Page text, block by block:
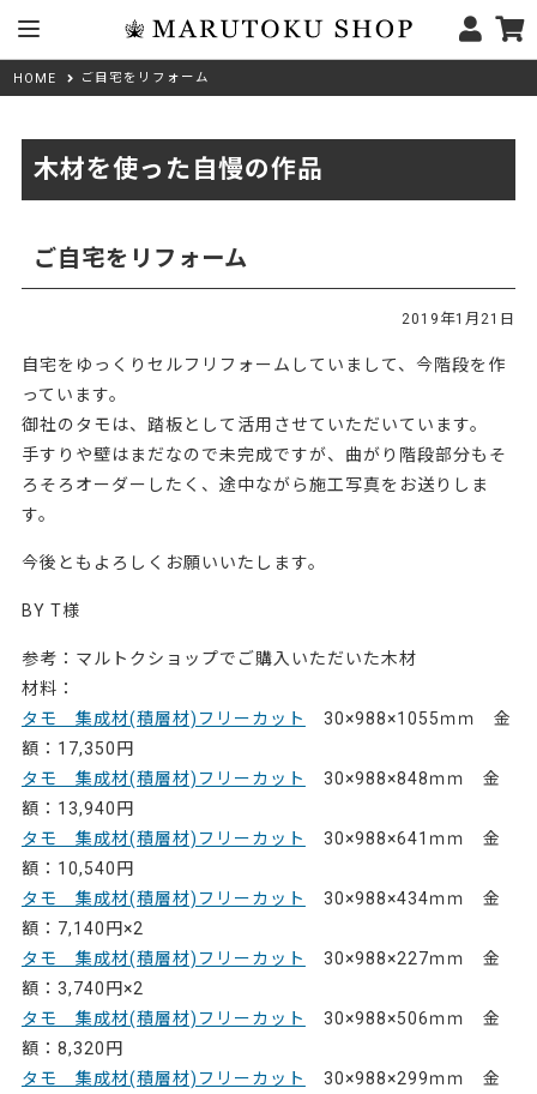
HOME ご自宅をリフォーム
木材を使った自慢の作品
ご自宅をリフォーム
2019年1月21日
自宅をゆっくりセルフリフォームしていまして、今階段を作
っています。
御社のタモは、踏板として活用させていただいています。
手すりや壁はまだなので未完成ですが、曲がり階段部分もそ
ろそろオーダーしたく、途中ながら施工写真をお送りしま
す。
今後ともよろしくお願いいたします。
BY T様
参考：マルトクショップでご購入いただいた木材
材料：
タモ 集成材(積層材)フリーカット
30×988×1055ｍｍ 金
額：17,350円
タモ 集成材(積層材)フリーカット
30×988×848ｍｍ 金
額：13,940円
タモ 集成材(積層材)フリーカット
30×988×641ｍｍ 金
額：10,540円
タモ 集成材(積層材)フリーカット
30×988×434ｍｍ 金
額：7,140円×2
タモ 集成材(積層材)フリーカット
30×988×227ｍｍ 金
額：3,740円×2
タモ 集成材(積層材)フリーカット
30×988×506ｍｍ 金
額：8,320円
タモ 集成材(積層材)フリーカット
30×988×299ｍｍ 金